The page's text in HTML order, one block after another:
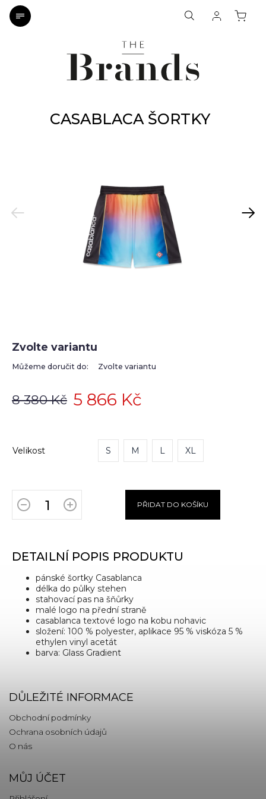
CASABLACA ŠORTKY
Previous Next
Velikost S M L XL
8 380 Kč 5 866 Kč
Zvolte variantu
Můžeme doručit do: Zvolte variantu
PŘIDAT DO KOŠÍKU
DETAILNÍ POPIS PRODUKTU
pánské šortky Casablanca
délka do půlky stehen
stahovací pas na šňůrky
malé logo na přední straně
casablanca textové logo na kobu nohavic
složení: 100 % polyester, aplikace 95 % viskóza 5 %
ethylen vinyl acetát
barva: Glass Gradient
DŮLEŽITÉ INFORMACE
Obchodní podmínky
Ochrana osobních údajů
O nás
MŮJ ÚČET